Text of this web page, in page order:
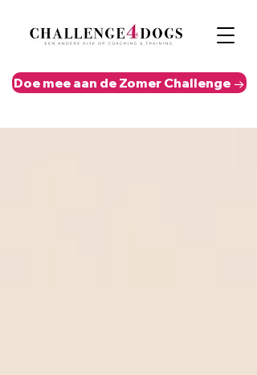
Doe mee aan de Zomer Challenge →